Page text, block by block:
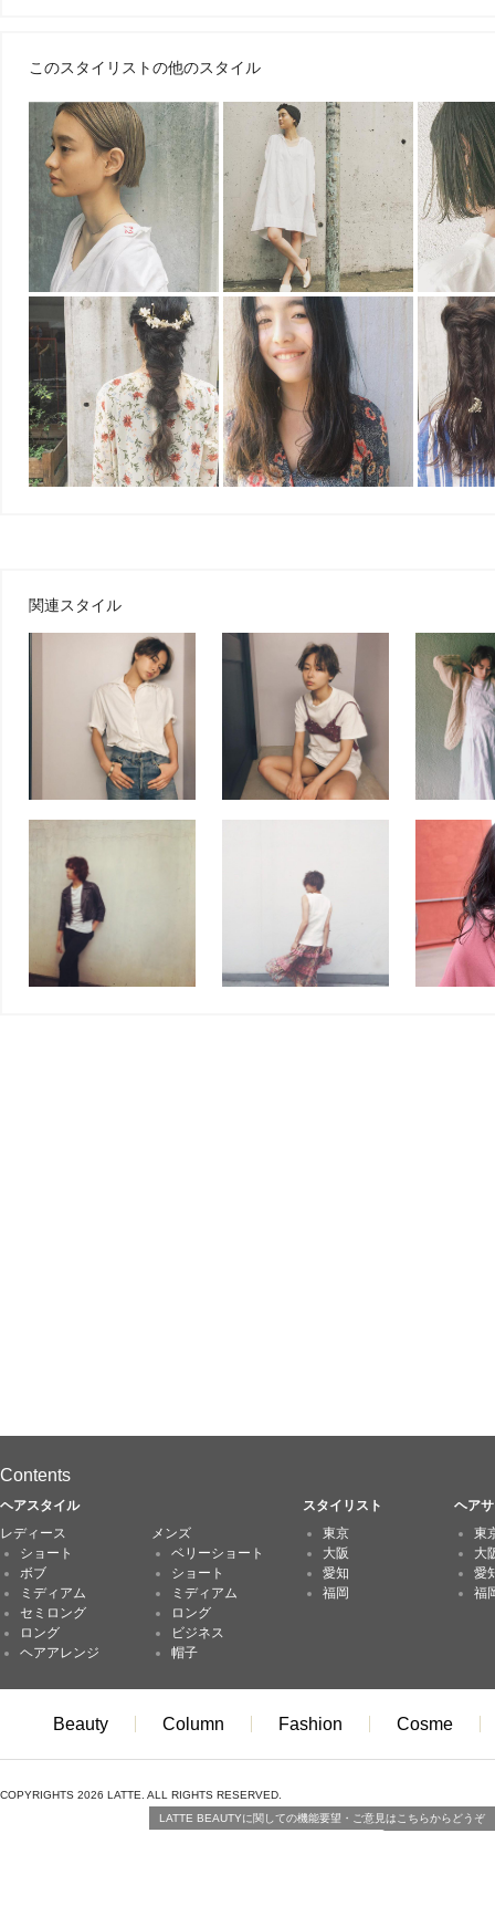
このスタイリストの他のスタイル
関連スタイル
Contents
ヘアスタイル スタイリスト
ヘア
レディース
ショート
ボブ
ミディアム
セミロング
ロング
ヘアアレンジ
メンズ
ベリーショート
ショート
ミディアム
ロング
ビジネス
帽子
東京
大阪
愛知
福岡
東
大
愛
福
Beauty Column Fashion Cosme
COPYRIGHTS 2026 LATTE. ALL RIGHTS RESERVED.
LATTE BEAUTYに関しての機能要望・ご意見はこちらからどうぞ